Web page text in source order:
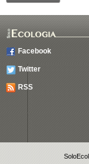
Facebook
Twitter
RSS